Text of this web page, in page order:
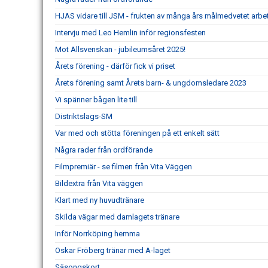
HJAS vidare till JSM - frukten av många års målmedvetet
Intervju med Leo Hemlin inför regionsfesten
Mot Allsvenskan - jubileumsåret 2025!
Årets förening - därför fick vi priset
Årets förening samt Årets barn- & ungdomsledare 2023
Vi spänner bågen lite till
Distriktslags-SM
Var med och stötta föreningen på ett enkelt sätt
Några rader från ordförande
Filmpremiär - se filmen från Vita Väggen
Bildextra från Vita väggen
Klart med ny huvudtränare
Skilda vägar med damlagets tränare
Inför Norrköping hemma
Oskar Fröberg tränar med A-laget